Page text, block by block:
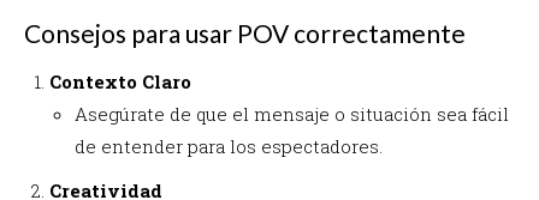
Consejos para usar POV correctamente
Contexto Claro
Asegúrate de que el mensaje o situación sea fácil
de entender para los espectadores.
Creatividad